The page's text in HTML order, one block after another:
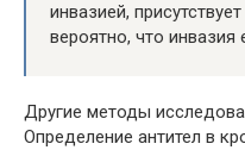
инвазией,
вероятно, что инвазия
Другие методы
Определение антител в